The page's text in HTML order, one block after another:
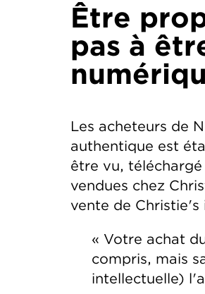
Être
pas à
Les acheteurs de
authentique est
être vu,
vendues chez
vente de
« Votre achat
compris, mais
intellectuelle)